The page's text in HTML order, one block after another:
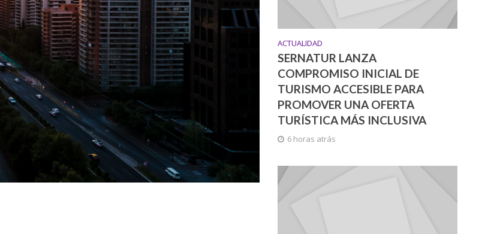
ACTUALIDAD
SERNATUR LANZA
COMPROMISO INICIAL DE
TURISMO ACCESIBLE PARA
PROMOVER UNA OFERTA
TURÍSTICA MÁS INCLUSIVA
6 horas atrás